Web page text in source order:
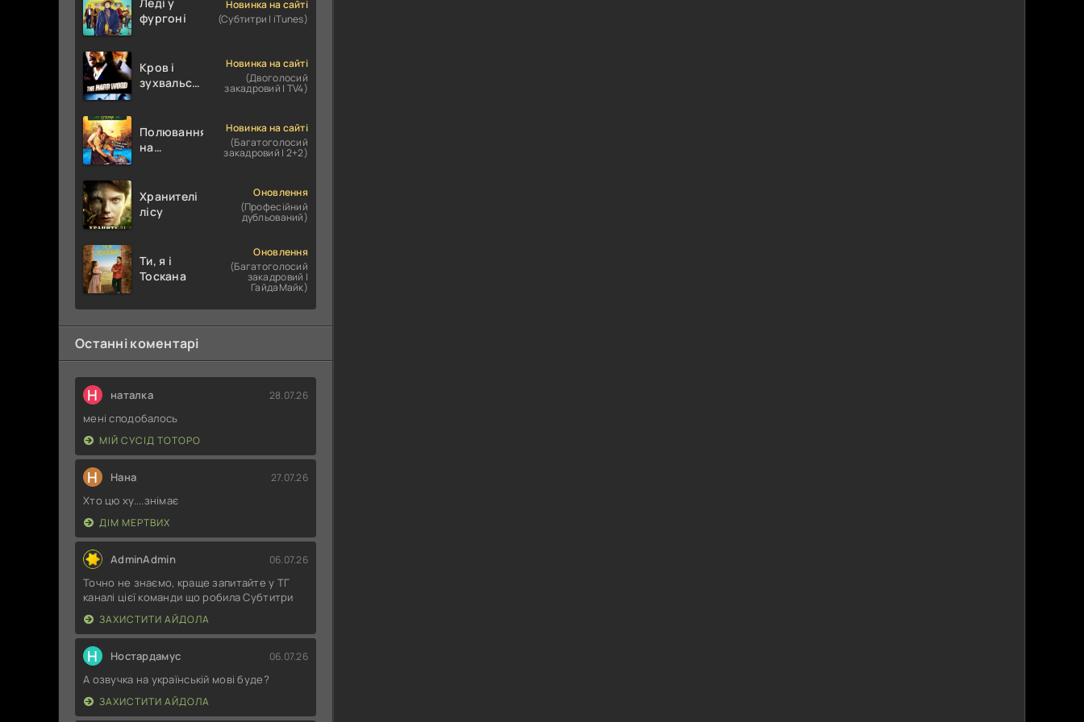
фургоні
Новинка на сайті
(Субтитри | iTunes)
Кров і
зухвальство
Новинка на сайті
(Двоголосий
закадровий | TV4)
Полювання
на
Новинка на сайті
(Багатоголосий
закадровий | 2+2)
Хранителі
лісу
Оновлення
(Професійний
дубльований)
Ти, я і
Тоскана
Оновлення
(Багатоголосий
закадровий |
ГайдаМайк)
Останні коментарі
Н наталка 28.07.26
мені сподобалось
МІЙ СУСІД ТОТОРО
Н Нана 27.07.26
Хто цю ху....знімає
ДІМ МЕРТВИХ
AdminAdmin 06.07.26
Точно не знаємо, краще запитайте у ТГ
каналі цієї команди що робила Субтитри
ЗАХИСТИТИ АЙДОЛА
Н Ностардамус 06.07.26
А озвучка на українській мові буде?
ЗАХИСТИТИ АЙДОЛА